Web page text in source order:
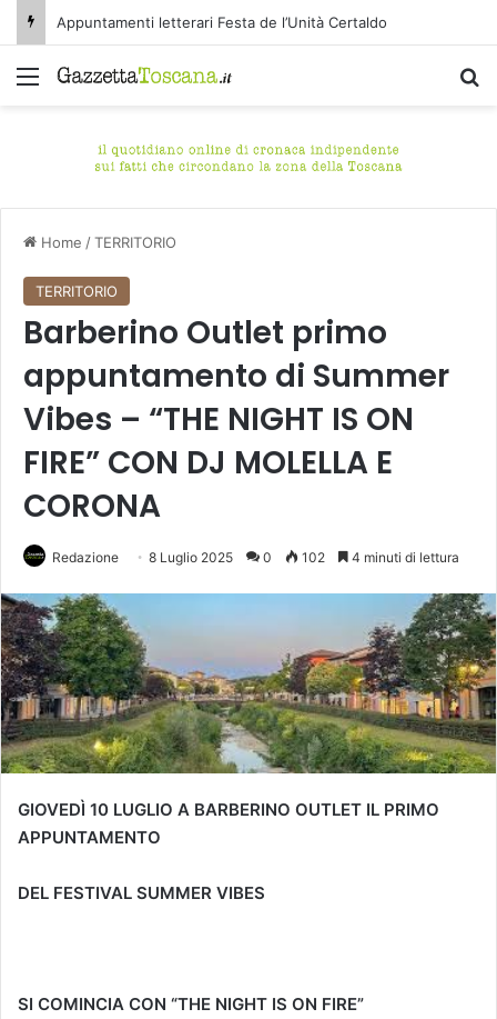
Appuntamenti letterari Festa de l’Unità Certaldo
Menu
Home /TERRITORIO
TERRITORIO
Barberino Outlet primo
appuntamento di Summer
Vibes – “THE NIGHT IS ON
FIRE” CON DJ MOLELLA E
CORONA
Redazione 8 Luglio 2025 0 102 4 minuti di lettura
GIOVEDÌ 10 LUGLIO A BARBERINO OUTLET IL PRIMO
APPUNTAMENTO
DEL FESTIVAL SUMMER VIBES
SI COMINCIA CON “THE NIGHT IS ON FIRE”